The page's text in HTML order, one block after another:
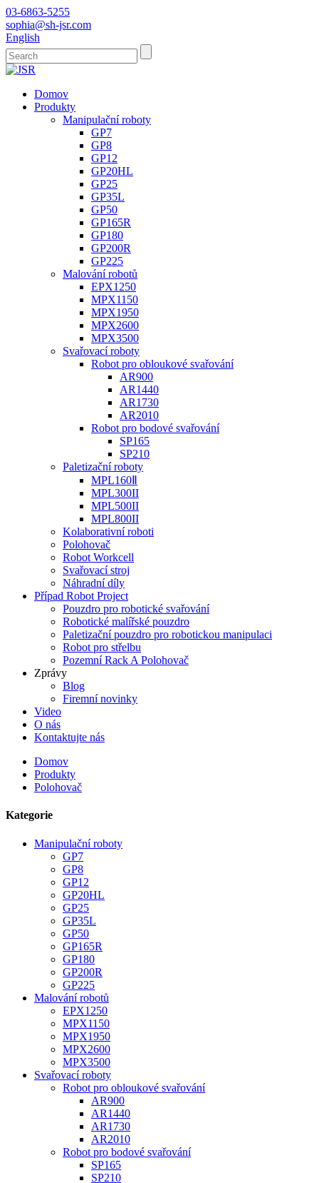
03-6863-5255
sophia@sh-jsr.com
English
Domov
Produkty
Manipulační roboty
GP7
GP8
GP12
GP20HL
GP25
GP35L
GP50
GP165R
GP180
GP200R
GP225
Malování robotů
EPX1250
MPX1150
MPX1950
MPX2600
MPX3500
Svařovací roboty
Robot pro obloukové svařování
AR900
AR1440
AR1730
AR2010
Robot pro bodové svařování
SP165
SP210
Paletizační roboty
MPL160Ⅱ
MPL300II
MPL500II
MPL800II
Kolaborativní roboti
Polohovač
Robot Workcell
Svařovací stroj
Náhradní díly
Případ Robot Project
Pouzdro pro robotické svařování
Robotické malířské pouzdro
Paletizační pouzdro pro robotickou manipulaci
Robot pro střelbu
Pozemní Rack A Polohovač
Zprávy
Blog
Firemní novinky
Video
O nás
Kontaktujte nás
Domov
Produkty
Polohovač
Kategorie
Manipulační roboty
GP7
GP8
GP12
GP20HL
GP25
GP35L
GP50
GP165R
GP180
GP200R
GP225
Malování robotů
EPX1250
MPX1150
MPX1950
MPX2600
MPX3500
Svařovací roboty
Robot pro obloukové svařování
AR900
AR1440
AR1730
AR2010
Robot pro bodové svařování
SP165
SP210